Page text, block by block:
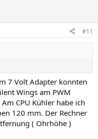
#11
7 Volt Adapter konnten
Wings am PWM
CPU Kühler habe ich
120 mm. Der Rechner
( Ohrhöhe )